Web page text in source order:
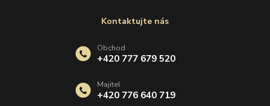
Kontaktujte nás
Obchod
+420 777 679 520
Majitel
+420 776 640 719